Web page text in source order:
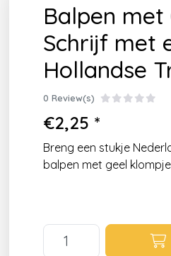
Balpen met
Schrijf met
Hollandse
0 Review(s)
€2,25 *
Breng een stukje
balpen met geel